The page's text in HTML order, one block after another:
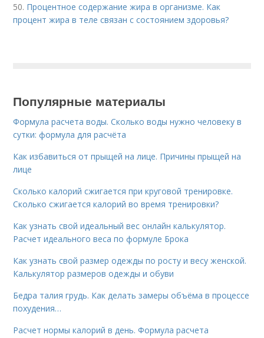
50. Процентное содержание жира в организме. Как
процент жира в теле связан с состоянием здоровья?
Популярные материалы
Формула расчета воды. Сколько воды нужно человеку в
сутки: формула для расчёта
Как избавиться от прыщей на лице. Причины прыщей на
лице
Сколько калорий сжигается при круговой тренировке.
Сколько сжигается калорий во время тренировки?
Как узнать свой идеальный вес онлайн калькулятор.
Расчет идеального веса по формуле Брока
Как узнать свой размер одежды по росту и весу женской.
Калькулятор размеров одежды и обуви
Бедра талия грудь. Как делать замеры объёма в процессе
похудения…
Расчет нормы калорий в день. Формула расчета